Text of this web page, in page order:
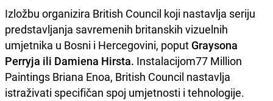
Izložbu organizira British Council koji nastavlja seriju
predstavljanja savremenih britanskih vizuelnih
umjetnika u Bosni i Hercegovini, poput Graysona
Perryja ili Damiena Hirsta. Instalacijom77 Million
Paintings Briana Enoa, British Council nastavlja
istraživati specifičan spoj umjetnosti i tehnologije.